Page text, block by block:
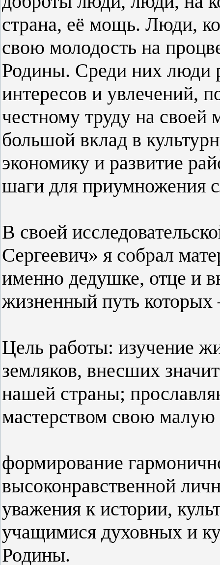
страна, её мощь. Люди,
свою молодость на
Родины. Среди них люди
интересов и увлечений,
честному труду на
большой вклад в
экономику и развитие
шаги для приумножения
В своей
Сергеевич» я собрал
именно дедушке, отце и
жизненный путь
Цель работы: изучение
земляков, внесших
нашей страны;
мастерством свою малую
формирование
высоконравственной
уважения к истории,
учащимися духовных и
Родины.